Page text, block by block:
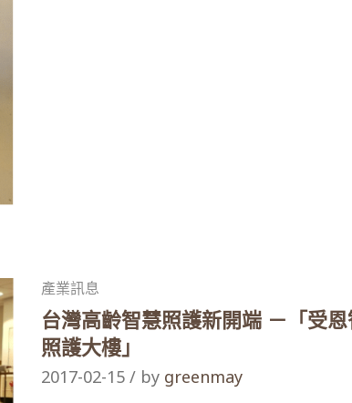
產業訊息
台灣高齡智慧照護新開端 －「受
照護大樓」
2017-02-15 / by greenmay